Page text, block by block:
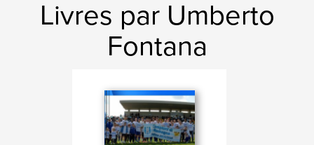
Livres par Umberto
Fontana